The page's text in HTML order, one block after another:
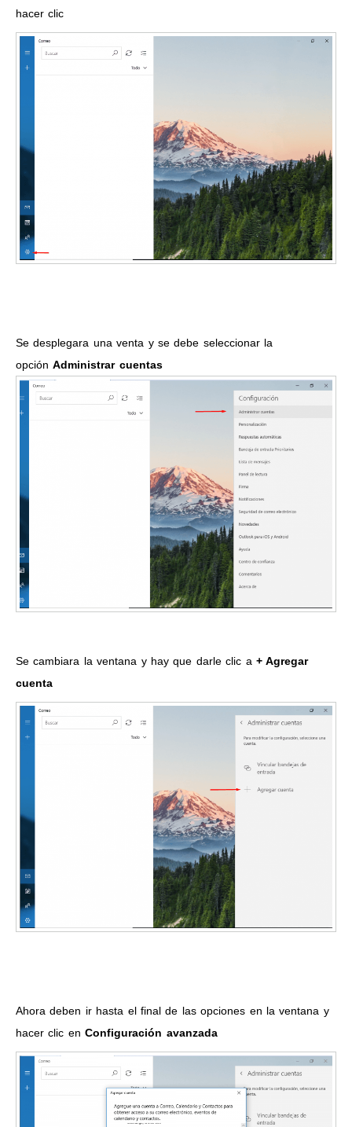
hacer clic
Se desplegara una venta y se debe seleccionar la
opciónAdministrar cuentas
Se cambiara la ventana y hay que darle clic a + Agregar
cuenta
Ahora deben ir hasta el final de las opciones en la ventana y
hacer clic enConfiguración avanzada